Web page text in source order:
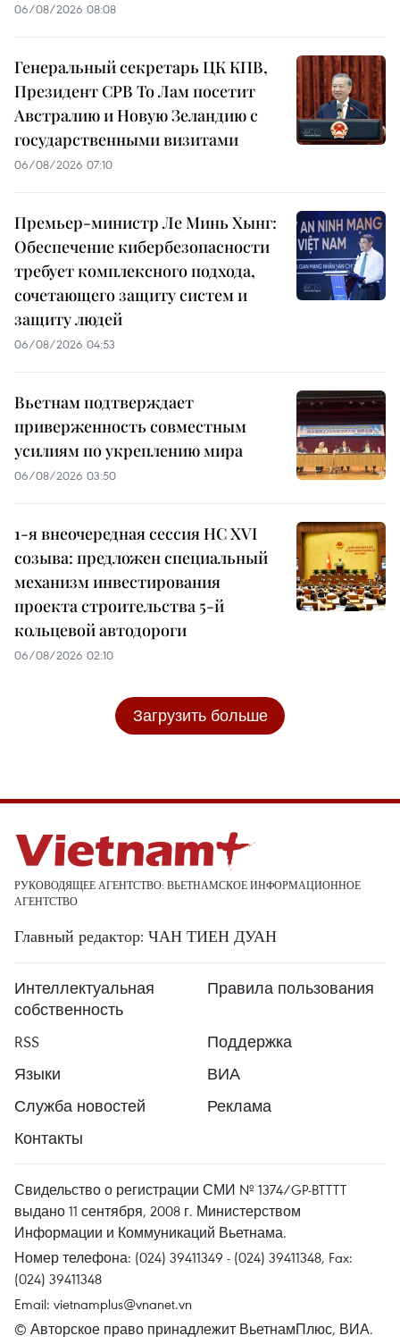
06/08/2026 08:08
Генеральный секретарь ЦК КПВ,
Президент СРВ То Лам посетит
Австралию и Новую Зеландию с
государственными визитами
06/08/2026 07:10
Премьер-министр Ле Минь Хынг:
Обеспечение кибербезопасности
требует комплексного подхода,
сочетающего защиту систем и
защиту людей
06/08/2026 04:53
Вьетнам подтверждает
приверженность совместным
усилиям по укреплению мира
06/08/2026 03:50
1-я внеочередная сессия НС XVI
созыва: предложен специальный
механизм инвестирования
проекта строительства 5-й
кольцевой автодороги
06/08/2026 02:10
Загрузить больше
РУКОВОДЯЩЕЕ АГЕНТСТВО: ВЬЕТНАМСКОЕ ИНФОРМАЦИОННОЕ
АГЕНТСТВО
Главный редактор: ЧАН ТИЕН ДУАН
Интеллектуальная
собственность
Правила пользования
RSS
Поддержка
Языки
ВИА
Служба новостей
Реклама
Контакты
Свидельство о регистрации СМИ № 1374/GP-BTTTT
выдано 11 сентября, 2008 г. Министерством
Информации и Коммуникаций Вьетнама.
Номер телефона: (024) 39411349 - (024) 39411348, Fax:
(024) 39411348
Email: vietnamplus@vnanet.vn
© Авторское право принадлежит ВьетнамПлюс, ВИА.